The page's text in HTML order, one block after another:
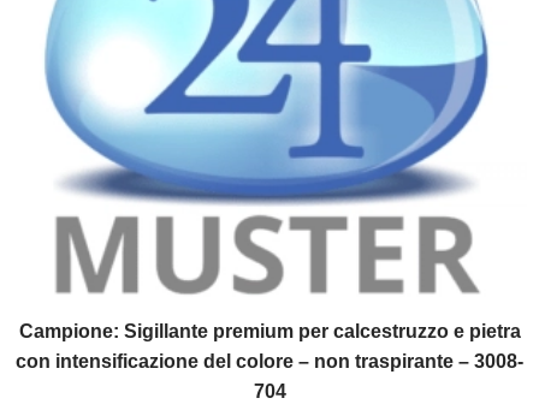
Campione: Sigillante premium per calcestruzzo e pietra
con intensificazione del colore – non traspirante – 3008-
704